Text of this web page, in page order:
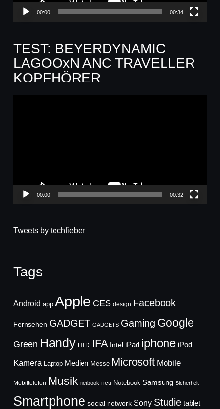
00:00 00:34
TEST: BEYERDYNAMIC
LAGOOxN ANC TRAVELLER
KOPFHÖRER
00:00 00:32
Tweets by techfieber
Tags
Android app Apple CES design Facebook
Fernsehen GADGET GADGETS Gaming Google
Green Handy HTD IFA Intel iPad iphone iPod
Kamera Laptop Medien Messe Microsoft Mobile
Mobiltelefon Musik netbook neu Notebook Samsung Sicherheit
Smartphone social network Sony Studie tablet